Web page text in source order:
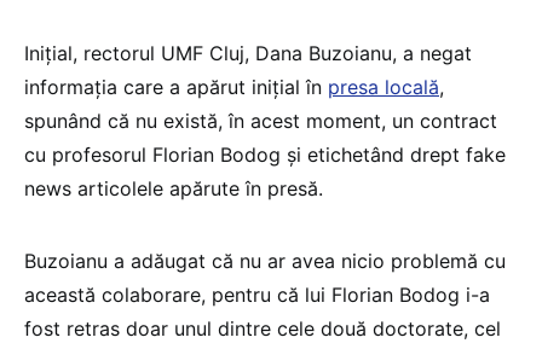
Inițial, rectorul UMF Cluj, Dana Buzoianu, a negat
informația care a apărut inițial în presa locală,
spunând că nu există, în acest moment, un contract
cu profesorul Florian Bodog și etichetând drept fake
news articolele apărute în presă.
Buzoianu a adăugat că nu ar avea nicio problemă cu
această colaborare, pentru că lui Florian Bodog i-a
fost retras doar unul dintre cele două doctorate, cel